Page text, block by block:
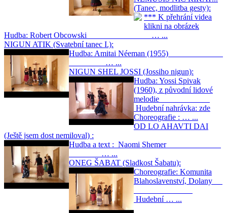
(Tanec, modlitba gesty):
*** K přehrání videa
klikni na obrázek
Hudba: Robert Obcowski … ...
NIGUN ATIK (Svatební tanec I.):
Hudba: Amitai Néeman (1955)
… ...
NIGUN SHEL JOSSI (Jossiho nigun):
Hudba: Yossi Spivak
(1960), z původní lidové
melodie
Hudební nahrávka: zde
Choreografie : … ...
OD LO AHAVTI DAI
(Ještě jsem dost nemiloval) :
Hudba a text : Naomi Shemer
… ...
ONEG ŠABAT (Sladkost Šabatu):
Choreografie: Komunita
Blahoslavenství, Dolany
Hudební … ...